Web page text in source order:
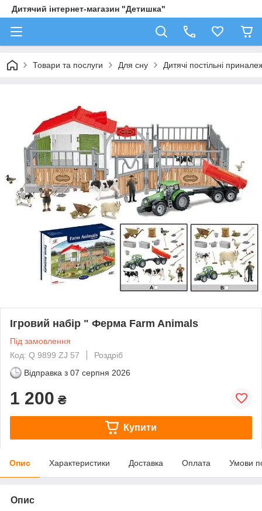
Дитячий інтернет-магазин "Детишка"
Товари та послуги Для сну Дитячі постільні
Ігровий набір " Ферма Farm Animals
Під замовлення
Код: Q 9899 ZJ 57
Роздріб
Відправка з 07 серпня 2026
1 200 ₴
Купити
Опис Характеристики Доставка Оплата Умови
Опис